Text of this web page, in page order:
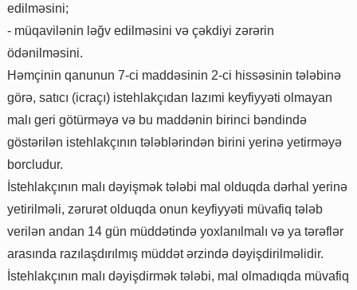
edilməsini;
- müqavilənin ləğv edilməsini və çəkdiyi zərərin
ödənilməsini.
Həmçinin qanunun 7-ci maddəsinin 2-ci hissəsinin tələbinə
görə, satıcı (icraçı) istehlakçıdan lazımi keyfiyyəti olmayan
malı geri götürməyə və bu maddənin birinci bəndində
göstərilən istehlakçının tələblərindən birini yerinə yetirməyə
borcludur.
İstehlakçının malı dəyişmək tələbi mal olduqda dərhal yerinə
yetirilməli, zərurət olduqda onun keyfiyyəti müvafiq tələb
verilən andan 14 gün müddətində yoxlanılmalı və ya tərəflər
arasında razılaşdırılmış müddət ərzində dəyişdirilməlidir.
İstehlakçının malı dəyişdirmək tələbi, mal olmadıqda müvafiq